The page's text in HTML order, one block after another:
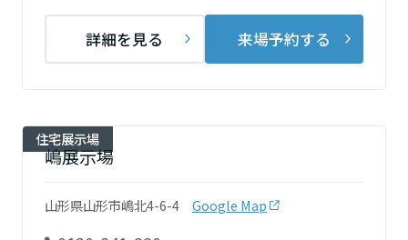
まいづくりを楽しく学べるデジタルラウンジです。
ホームラウンジ 新築・戸建て
ホームラウンジ リフォーム
すべてのフィールドに新しい価値をデザインし、持続可能な未来志向
のまちづくりを実現していきます。
ミサワホームオーナーさま・リフォーム工事ご契約者さまとミサワホ
ームを結ぶコミュニケーションサイト。お得・便利・安心なコンテン
ツや、ミサワホームからの大切なお知らせなど配信しています。
ミサワオーナーズクラブ
新卒者採用
ウエルネス事業
詳細を見る 来場予約する
住宅展示場
嶋展示場
山形県山形市嶋北4-6-4 Google Map
栃木県
群馬県
埼玉県